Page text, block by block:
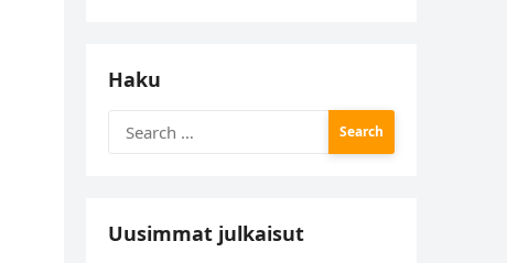
Haku
for:
Uusimmat julkaisut